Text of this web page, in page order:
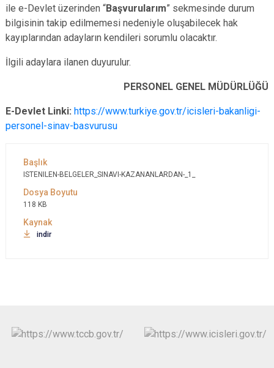
ile e-Devlet üzerinden “Başvurularım” sekmesinde durum
bilgisinin takip edilmemesi nedeniyle oluşabilecek hak
kayıplarından adayların kendileri sorumlu olacaktır.
İlgili adaylara ilanen duyurulur.
PERSONEL GENEL MÜDÜRLÜĞÜ
E-Devlet Linki: https://www.turkiye.gov.tr/icisleri-bakanligi-
personel-sinav-basvurusu
ISTENILEN-BELGELER_SINAVI-KAZANANLARDAN-_1_
118 KB
indir